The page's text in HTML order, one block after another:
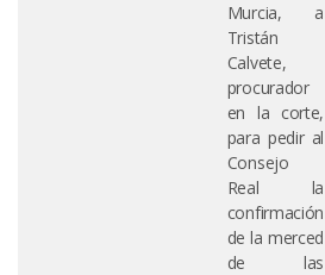
Murcia, a
Tristán
Calvete,
procurador
en la corte,
para pedir al
Consejo
Real la
confirmación
de la merced
de las